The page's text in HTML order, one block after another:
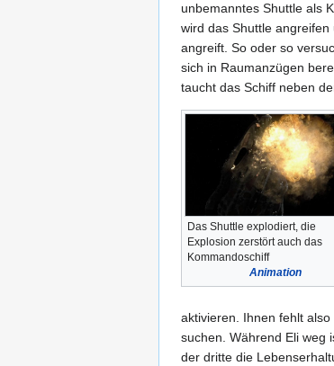
unbemanntes Shuttle als
wird das Shuttle
angreift. So oder so
sich in Raumanzügen
taucht das Schiff neben
Das Shuttle explodiert, die
Explosion zerstört auch das
Kommandoschiff
Animation
aktivieren. Ihnen fehlt
suchen. Während Eli weg
der dritte die